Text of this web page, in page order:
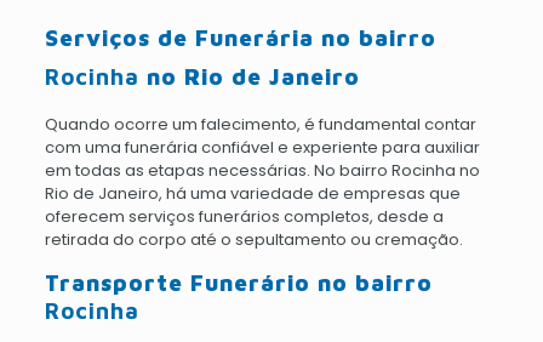
Serviços de Funerária no bairro
Rocinha no Rio de Janeiro
Quando ocorre um falecimento, é fundamental contar
com uma funerária confiável e experiente para auxiliar
em todas as etapas necessárias. No bairro Rocinha no
Rio de Janeiro, há uma variedade de empresas que
oferecem serviços funerários completos, desde a
retirada do corpo até o sepultamento ou cremação.
Transporte Funerário no bairro
Rocinha